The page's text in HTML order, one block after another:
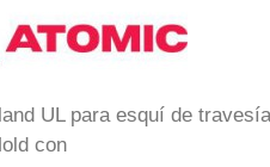
UL para esquí de
con